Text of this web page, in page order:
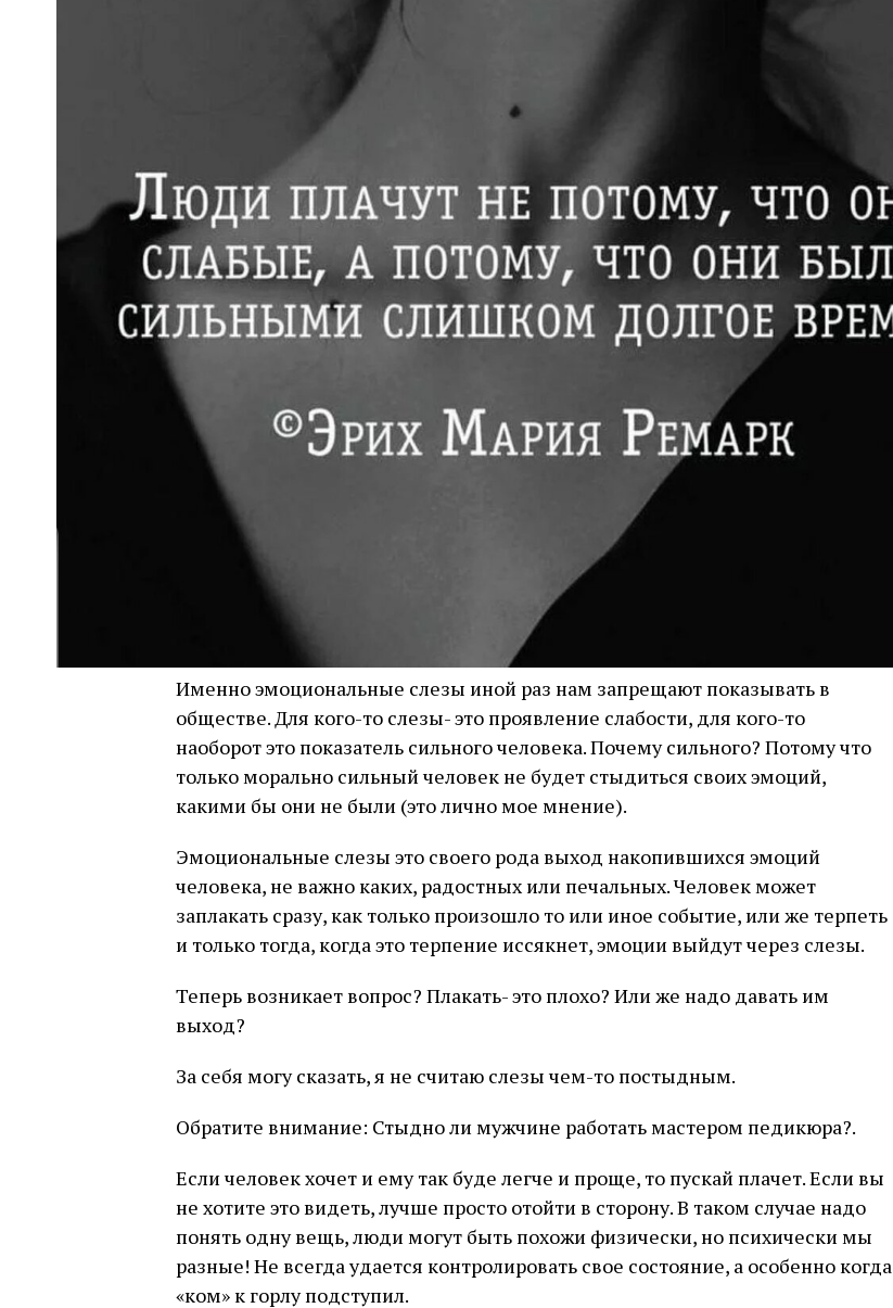
Именно эмоциональные слезы иной раз нам запрещают показывать в
обществе. Для кого-то слезы- это проявление слабости, для кого-то
наоборот это показатель сильного человека. Почему сильного? Потому что
только морально сильный человек не будет стыдиться своих эмоций,
какими бы они не были (это лично мое мнение).
Эмоциональные слезы это своего рода выход накопившихся эмоций
человека, не важно каких, радостных или печальных. Человек может
заплакать сразу, как только произошло то или иное событие, или же терпеть
и только тогда, когда это терпение иссякнет, эмоции выйдут через слезы.
Теперь возникает вопрос? Плакать- это плохо? Или же надо давать им
выход?
За себя могу сказать, я не считаю слезы чем-то постыдным.
Обратите внимание: Стыдно ли мужчине работать мастером педикюра?.
Если человек хочет и ему так буде легче и проще, то пускай плачет. Если вы
не хотите это видеть, лучше просто отойти в сторону. В таком случае надо
понять одну вещь, люди могут быть похожи физически, но психически мы
разные! Не всегда удается контролировать свое состояние, а особенно когда
«ком» к горлу подступил.